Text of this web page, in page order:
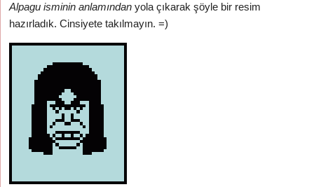
Alpagu isminin anlamından yola çıkarak şöyle bir resim
hazırladık. Cinsiyete takılmayın. =)